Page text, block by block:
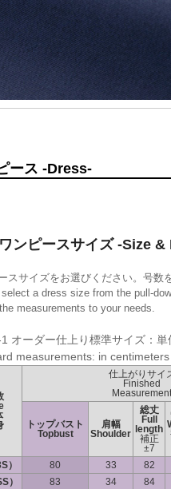
ース -Dress-
ワンピースサイズ -Size
スサイズをお選びください。号数
select a dress size from the pull-
measurements to your needs.
オーダー仕上り標準サイズ：単
measurements: in centimeters
仕上がりサイ
Finished
Measurement
トップバスト
Topbust
肩幅
Shoulder
総丈
Full
length
補正
±7
）
80 33 82
）
83 34 84